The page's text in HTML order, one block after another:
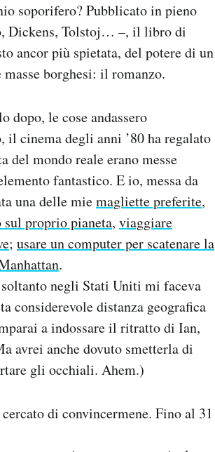
soporifero? Pubblicato in pieno
Dickens, Tolstoj… –, il libro di
ancor più spietata, del potere di un
borghesi: il romanzo.
dopo, le cose andassero
cinema degli anni ’80 ha regalato
mondo reale erano messe
fantastico. E io, messa da
una delle miemagliette preferite,
proprio pianeta, viaggiare
; usare un computer per scatenare la
.
negli Stati Uniti mi faceva
considerevole distanza geografica
a indossare il ritratto di Ian,
avrei anche dovuto smetterla di
gli occhiali. Ahem.)
di convincermene. Fino al 31